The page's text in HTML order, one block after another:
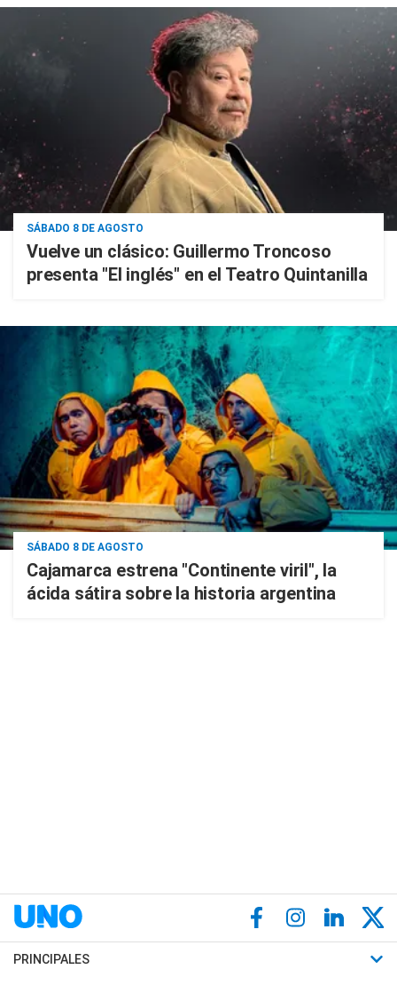
SÁBADO 8 DE AGOSTO
Vuelve un clásico: Guillermo Troncoso
presenta "El inglés" en el Teatro Quintanilla
SÁBADO 8 DE AGOSTO
Cajamarca estrena "Continente viril", la
ácida sátira sobre la historia argentina
PRINCIPALES